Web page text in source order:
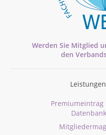
Werden Sie Mitglied
den